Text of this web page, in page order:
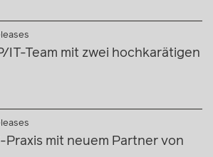
& Awards
im World Trademark Review
IT-Team mit zwei hochkarätigen